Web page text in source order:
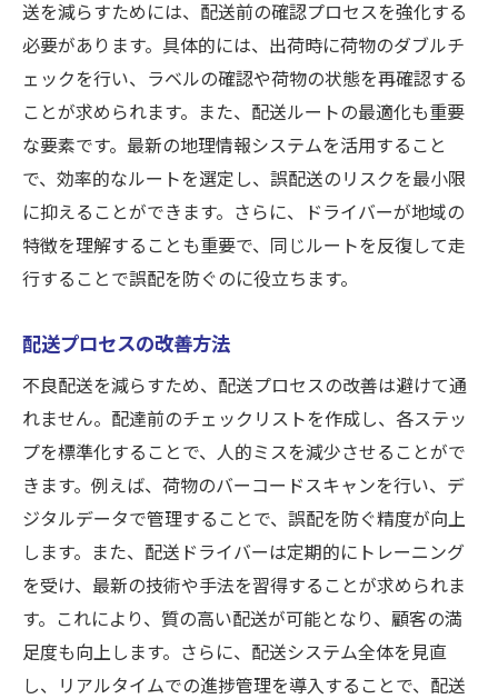
送を減らすためには、配送前の確認プロセスを強化する
必要があります。具体的には、出荷時に荷物のダブルチ
ェックを行い、ラベルの確認や荷物の状態を再確認する
ことが求められます。また、配送ルートの最適化も重要
な要素です。最新の地理情報システムを活用すること
で、効率的なルートを選定し、誤配送のリスクを最小限
に抑えることができます。さらに、ドライバーが地域の
特徴を理解することも重要で、同じルートを反復して走
行することで誤配を防ぐのに役立ちます。
配送プロセスの改善方法
不良配送を減らすため、配送プロセスの改善は避けて通
れません。配達前のチェックリストを作成し、各ステッ
プを標準化することで、人的ミスを減少させることがで
きます。例えば、荷物のバーコードスキャンを行い、デ
ジタルデータで管理することで、誤配を防ぐ精度が向上
します。また、配送ドライバーは定期的にトレーニング
を受け、最新の技術や手法を習得することが求められま
す。これにより、質の高い配送が可能となり、顧客の満
足度も向上します。さらに、配送システム全体を見直
し、リアルタイムでの進捗管理を導入することで、配送